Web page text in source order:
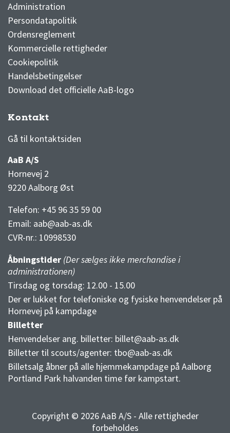
Administration
Persondatapolitik
Ordensreglement
Kommercielle rettigheder
Cookiepolitik
Handelsbetingelser
Download det officielle AaB-logo
Kontakt
Gå til kontaktsiden
AaB A/S
Hornevej 2
9220 Aalborg Øst
Telefon: +45 96 35 59 00
Email: aab@aab-as.dk
CVR-nr.: 10998530
Åbningstider (Der sælges ikke merchandise i
administrationen)
Tirsdag og torsdag: 12.00 - 15.00
Der er lukket for telefoniske og fysiske henvendelser på
Hornevej på kampdage
Billetter
Henvendelser ang. billetter: billet@aab-as.dk
Billetter til scouts/agenter: tbo@aab-as.dk
Billetsalg åbner på alle hjemmekampdage på Aalborg
Portland Park halvanden time før kampstart.
Copyright © 2026 AaB A/S - Alle rettigheder
forbeholdes